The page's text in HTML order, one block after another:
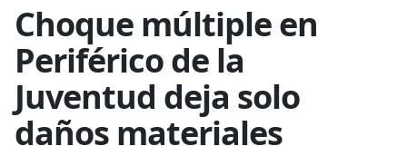
Choque múltiple en
Periférico de la
Juventud deja solo
daños materiales